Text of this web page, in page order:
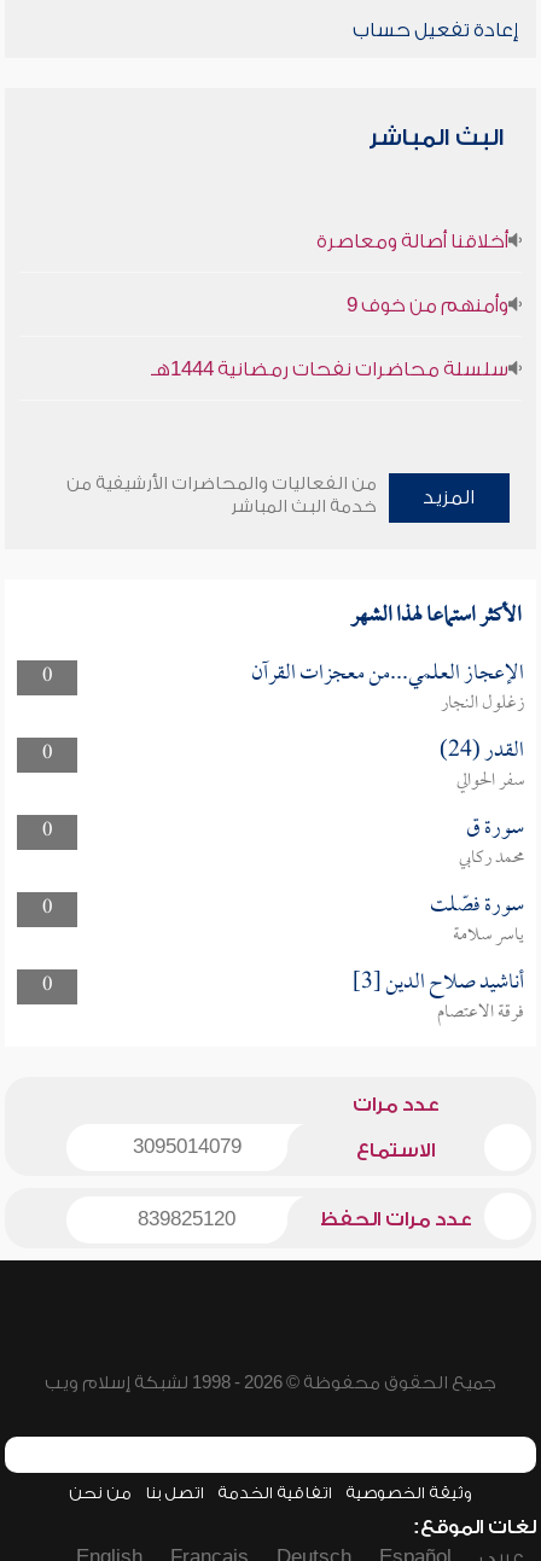
إعادة تفعيل حساب
البث المباشر
أخلاقنا أصالة ومعاصرة
وأمنهم من خوف 9
سلسلة محاضرات نفحات رمضانية 1444هـ
المزيد
من الفعاليات والمحاضرات الأرشيفية من
خدمة البث المباشر
الأكثر استماعا لهذا الشهر
0 الإعجاز العلمي...من معجزات القرآن
زغلول النجار
0
القدر (24)
سفر الحوالي
0
سورة ق
محمد ركابي
0
سورة فصّلت
ياسر سلامة
0
أناشيد صلاح الدين [3]
فرقة الاعتصام
عدد مرات
الاستماع 3095014079
عدد مرات الحفظ 839825120
جميع الحقوق محفوظة © 2026 - 1998 لشبكة إسلام ويب
وثيقة الخصوصية اتفاقية الخدمة اتصل بنا من نحن
لغات الموقع: